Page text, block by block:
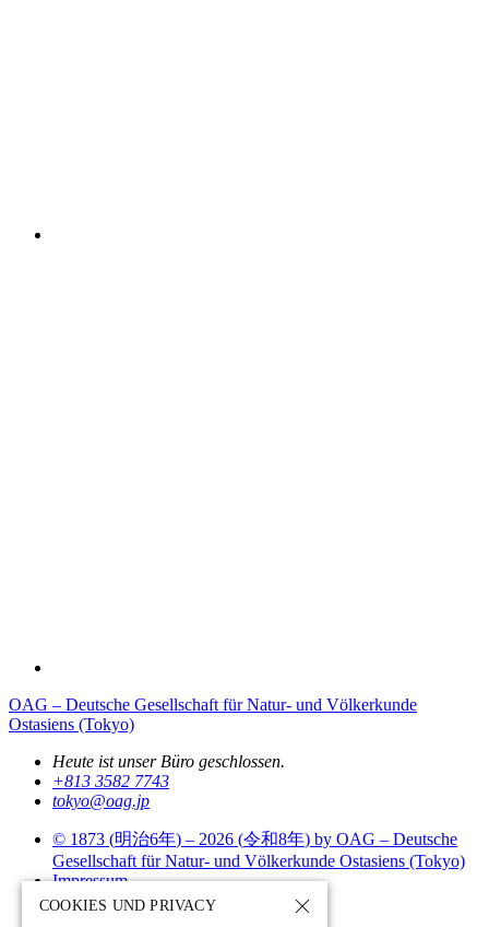
OAG – Deutsche Gesellschaft für Natur- und Völkerkunde
Ostasiens (Tokyo)
Heute ist unser Büro geschlossen.
+813 3582 7743
tokyo­@­oag­.­jp
© 1873 (明治6年) – 2026 (令和8年) by OAG – Deutsche
Gesellschaft für Natur- und Völkerkunde Ostasiens (Tokyo)
Impressum
Datenschutz
COOKIES UND PRIVACY